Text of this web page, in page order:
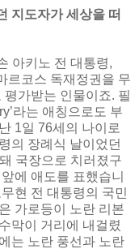
지도자가 세상을 떠
아키노 전 대통령,
르코스 독재정권을 무
가받는 인물이죠. 필
라는 애칭으로도 부
1일 76세의 나이로
의 장례식 날이었던
국장으로 치러졌구
에 애도를 표했습니
현 전 대통령의 국민
가로등이 노란 리본
막이 거리에 내걸렸
는 노란 풍선과 노란